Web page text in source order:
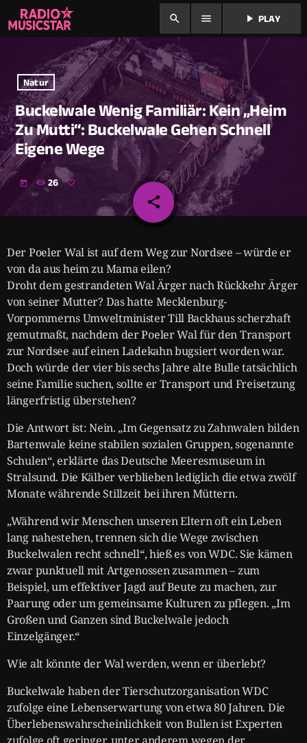
search menu play_arrow PLAY
Natur
Buckelwale Wenig Familiär: Kein „Heim
Zu Mutti“: Buckelwale Gehen Schnell
Eigene Wege
today 26
share
email
Der Poeler Wal ist auf dem Weg zur Nordsee – würde er
von da aus heim zu Mama eilen?
Droht dem gestrandeten Wal Ärger nach Rückkehr Ärger
von seiner Mutter? Das hatte Mecklenburg-
Vorpommerns Umweltminister Till Backhaus scherzhaft
gemutmaßt, nachdem der Poeler Wal für den Transport
zur Nordsee auf einen Ladekahn bugsiert worden war.
Doch würde der vier bis sechs Jahre alte Bulle tatsächlich
seine Familie suchen, sollte er Transport und Freisetzung
längerfristig überstehen?
Die Antwort ist: Nein. „Im Gegensatz zu Zahnwalen bilden
Bartenwale keine stabilen sozialen Gruppen, sogenannte
Schulen“, erklärte das Deutsche Meeresmuseum in
Stralsund. Die Kälber verblieben lediglich die etwa zwölf
Monate währende Stillzeit bei ihren Müttern.
„Während wir Menschen unseren Eltern oft ein Leben
lang nahestehen, trennen sich die Wege zwischen
Buckelwalen recht schnell“, hieß es von WDC. Sie kämen
zwar punktuell mit Artgenossen zusammen – zum
Beispiel, um effektiver Jagd auf Beute zu machen, zur
Paarung oder um gemeinsame Kulturen zu pflegen. „Im
Großen und Ganzen sind Buckelwale jedoch
Einzelgänger.“
Wie alt könnte der Wal werden, wenn er überlebt?
Buckelwale haben der Tierschutzorganisation WDC
zufolge eine Lebenserwartung von etwa 80 Jahren. Die
Überlebenswahrscheinlichkeit von Bullen ist Experten